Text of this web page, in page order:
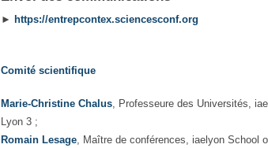
► https://entrepcontex.sciencesconf.org
Comité scientifique
Marie-Christine Chalus, Professeure des Universités,
Lyon 3 ;
Romain Lesage, Maître de conférences, iaelyon School